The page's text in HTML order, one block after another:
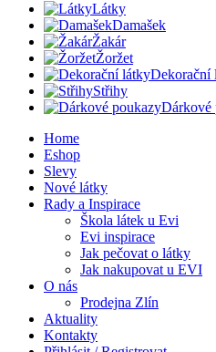
Látky
Damašek
Žakár
Žoržet
Dekorační
Střihy
Dárkové
Home
Eshop
Slevy
Nové látky
Rady a Inspirace
Škola látek u Evi
Evi inspirace
Jak pečovat o látky
Jak nakupovat u EVI
O nás
Prodejna Zlín
Aktuality
Kontakty